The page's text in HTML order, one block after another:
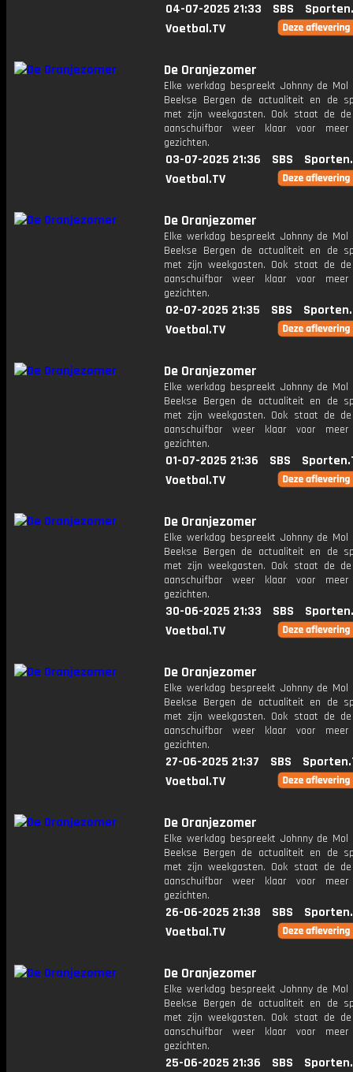
04-07-2025 21:33 SBS
Voetbal.TV
De Oranjezomer
Elke werkdag bespreekt Johnny de
Beekse Bergen de actualiteit en de
met zijn weekgasten. Ook staat de de
aanschuifbar weer klaar voor meer
gezichten.
03-07-2025 21:36 SBS
Voetbal.TV
De Oranjezomer
Elke werkdag bespreekt Johnny de
Beekse Bergen de actualiteit en de
met zijn weekgasten. Ook staat de de
aanschuifbar weer klaar voor meer
gezichten.
02-07-2025 21:35 SBS
Voetbal.TV
De Oranjezomer
Elke werkdag bespreekt Johnny de
Beekse Bergen de actualiteit en de
met zijn weekgasten. Ook staat de de
aanschuifbar weer klaar voor meer
gezichten.
01-07-2025 21:36 SBS
Voetbal.TV
De Oranjezomer
Elke werkdag bespreekt Johnny de
Beekse Bergen de actualiteit en de
met zijn weekgasten. Ook staat de de
aanschuifbar weer klaar voor meer
gezichten.
30-06-2025 21:33 SBS
Voetbal.TV
De Oranjezomer
Elke werkdag bespreekt Johnny de
Beekse Bergen de actualiteit en de
met zijn weekgasten. Ook staat de de
aanschuifbar weer klaar voor meer
gezichten.
27-06-2025 21:37 SBS
Voetbal.TV
De Oranjezomer
Elke werkdag bespreekt Johnny de
Beekse Bergen de actualiteit en de
met zijn weekgasten. Ook staat de de
aanschuifbar weer klaar voor meer
gezichten.
26-06-2025 21:38 SBS
Voetbal.TV
De Oranjezomer
Elke werkdag bespreekt Johnny de
Beekse Bergen de actualiteit en de
met zijn weekgasten. Ook staat de de
aanschuifbar weer klaar voor meer
gezichten.
25-06-2025 21:36 SBS